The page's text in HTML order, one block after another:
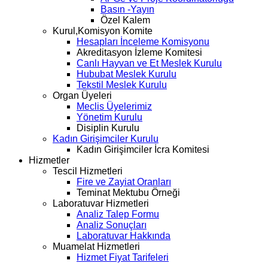
Basın -Yayın
Özel Kalem
Kurul,Komisyon Komite
Hesapları İnceleme Komisyonu
Akreditasyon İzleme Komitesi
Canlı Hayvan ve Et Meslek Kurulu
Hububat Meslek Kurulu
Tekstil Meslek Kurulu
Organ Üyeleri
Meclis Üyelerimiz
Yönetim Kurulu
Disiplin Kurulu
Kadın Girişimciler Kurulu
Kadın Girişimciler İcra Komitesi
Hizmetler
Tescil Hizmetleri
Fire ve Zayiat Oranları
Teminat Mektubu Örneği
Laboratuvar Hizmetleri
Analiz Talep Formu
Analiz Sonuçları
Laboratuvar Hakkında
Muamelat Hizmetleri
Hizmet Fiyat Tarifeleri